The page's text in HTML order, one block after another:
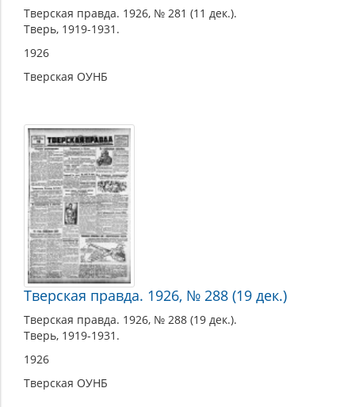
Тверская правда. 1926, № 281 (11 дек.).
Тверь, 1919-1931.
1926
Тверская ОУНБ
Тверская правда. 1926, № 288 (19 дек.)
Тверская правда. 1926, № 288 (19 дек.).
Тверь, 1919-1931.
1926
Тверская ОУНБ